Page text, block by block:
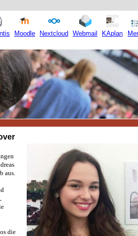
Moodle Nextcloud Webmail KAplan
aus.
die